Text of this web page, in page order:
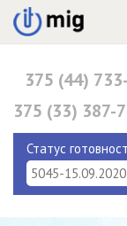
375 (44)
375 (33) 387-
375 (17)
Статус